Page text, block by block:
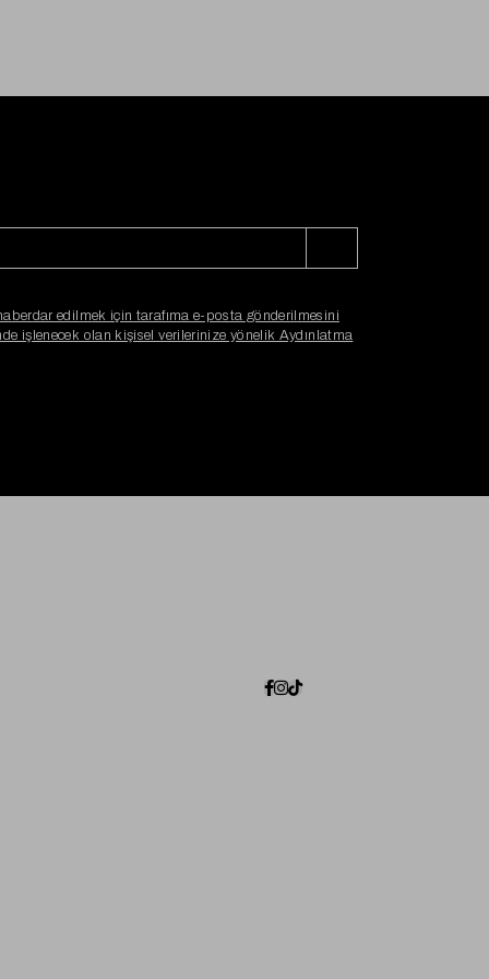
edilmek için tarafıma e-posta gönderilmesini
işlenecek olan kişisel verilerinize yönelik Aydınlatma